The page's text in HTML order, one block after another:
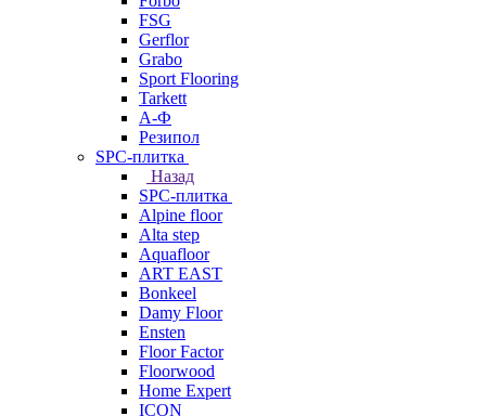
FSG
Gerflor
Grabo
Sport Flooring
Tarkett
А-Ф
Резипол
SPC-плитка
Назад
SPC-плитка
Alpine floor
Alta step
Aquafloor
ART EAST
Bonkeel
Damy Floor
Ensten
Floor Factor
Floorwood
Home Expert
ICON